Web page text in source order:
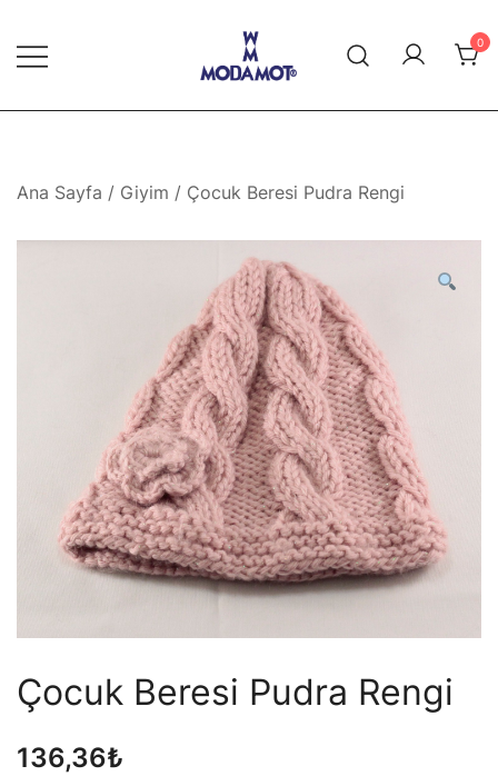
content
Modamot E-Ticaret
0
Ana Sayfa / Giyim / Çocuk Beresi Pudra Rengi
Çocuk Beresi Pudra Rengi
136,36₺